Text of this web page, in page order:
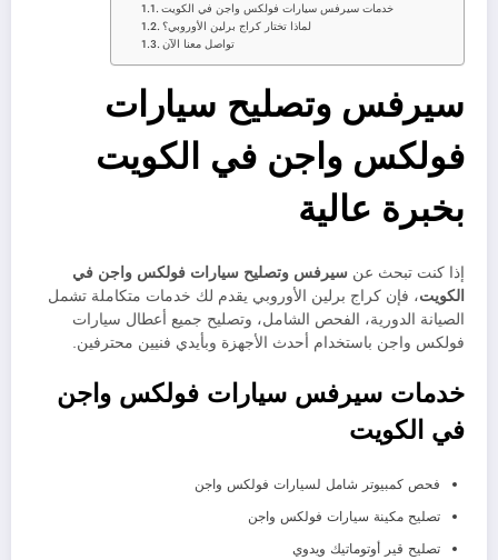
خدمات سيرفس سيارات فولكس واجن في الكويت
لماذا تختار كراج برلين الأوروبي؟
تواصل معنا الآن
سيرفس وتصليح سيارات
فولكس واجن في الكويت
بخبرة عالية
إذا كنت تبحث عن سيرفس وتصليح سيارات فولكس واجن في
الكويت، فإن كراج برلين الأوروبي يقدم لك خدمات متكاملة تشمل
الصيانة الدورية، الفحص الشامل، وتصليح جميع أعطال سيارات
فولكس واجن باستخدام أحدث الأجهزة وبأيدي فنيين محترفين.
خدمات سيرفس سيارات فولكس واجن
في الكويت
فحص كمبيوتر شامل لسيارات فولكس واجن
تصليح مكينة سيارات فولكس واجن
تصليح قير أوتوماتيك ويدوي